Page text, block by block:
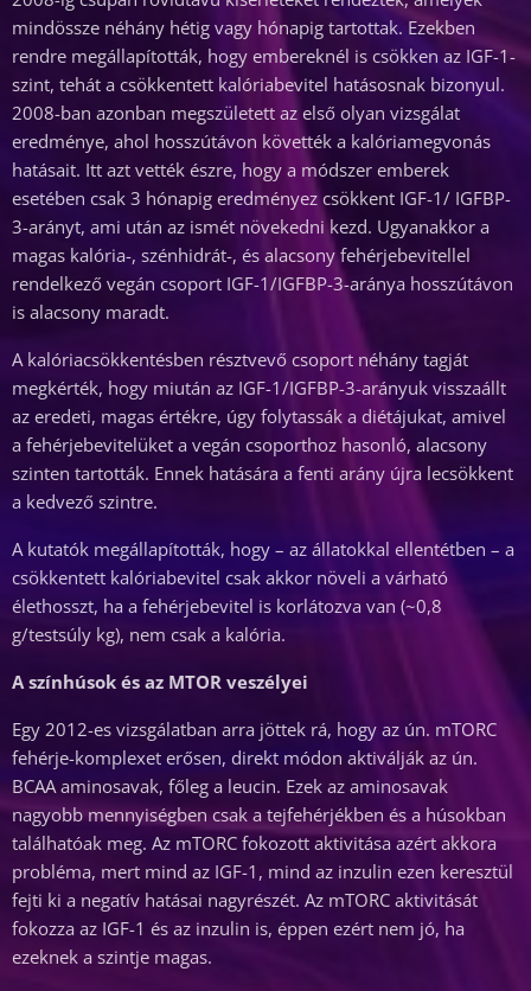
mindössze néhány hétig vagy hónapig tartottak. Ezekben
rendre megállapították, hogy embereknél is csökken az IGF-1-
szint, tehát a csökkentett kalóriabevitel hatásosnak bizonyul.
2008-ban azonban megszületett az első olyan vizsgálat
eredménye, ahol hosszútávon követték a kalóriamegvonás
hatásait. Itt azt vették észre, hogy a módszer emberek
esetében csak 3 hónapig eredményez csökkent IGF-1/ IGFBP-
3-arányt, ami után az ismét növekedni kezd. Ugyanakkor a
magas kalória-, szénhidrát-, és alacsony fehérjebevitellel
rendelkező vegán csoport IGF-1/IGFBP-3-aránya hosszútávon
is alacsony maradt.
A kalóriacsökkentésben résztvevő csoport néhány tagját
megkérték, hogy miután az IGF-1/IGFBP-3-arányuk visszaállt
az eredeti, magas értékre, úgy folytassák a diétájukat, amivel
a fehérjebevitelüket a vegán csoporthoz hasonló, alacsony
szinten tartották. Ennek hatására a fenti arány újra lecsökkent
a kedvező szintre.
A kutatók megállapították, hogy – az állatokkal ellentétben – a
csökkentett kalóriabevitel csak akkor növeli a várható
élethosszt, ha a fehérjebevitel is korlátozva van (~0,8
g/testsúly kg), nem csak a kalória.
A színhúsok és az MTOR veszélyei
Egy 2012-es vizsgálatban arra jöttek rá, hogy az ún. mTORC
fehérje-komplexet erősen, direkt módon aktiválják az ún.
BCAA aminosavak, főleg a leucin. Ezek az aminosavak
nagyobb mennyiségben csak a tejfehérjékben és a húsokban
találhatóak meg. Az mTORC fokozott aktivitása azért akkora
probléma, mert mind az IGF-1, mind az inzulin ezen keresztül
fejti ki a negatív hatásai nagyrészét. Az mTORC aktivitását
fokozza az IGF-1 és az inzulin is, éppen ezért nem jó, ha
ezeknek a szintje magas.